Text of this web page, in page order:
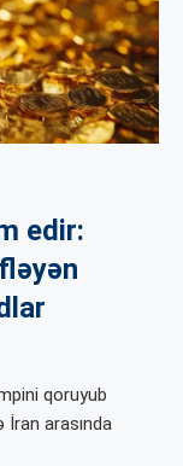
edir:
qoruyub
İran arasında